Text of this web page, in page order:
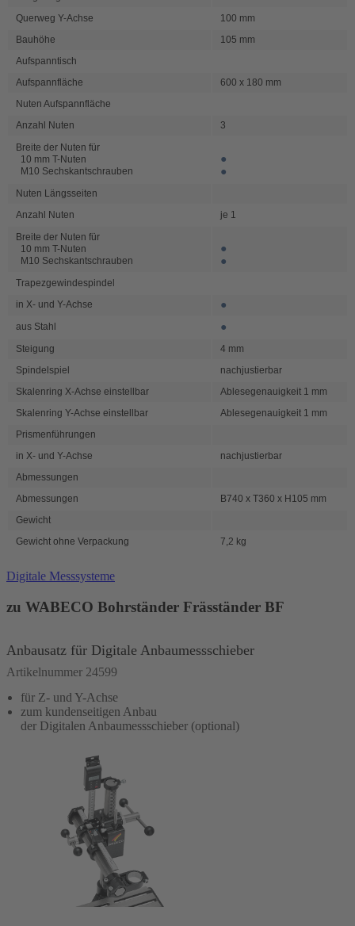
Querweg Y-Achse
100 mm
Bauhöhe
105 mm
Aufspanntisch
Aufspannfläche
600 x 180 mm
Nuten Aufspannfläche
Anzahl Nuten
3
Breite der Nuten für
10 mm T-Nuten
M10 Sechskantschrauben
●
●
Nuten Längsseiten
Anzahl Nuten
je 1
Breite der Nuten für
10 mm T-Nuten
M10 Sechskantschrauben
●
●
Trapezgewindespindel
in X- und Y-Achse
●
aus Stahl ●
Steigung
4 mm
Spindelspiel
nachjustierbar
Skalenring X-Achse einstellbar
Ablesegenauigkeit 1 mm
Skalenring Y-Achse einstellbar
Ablesegenauigkeit 1 mm
Prismenführungen
in X- und Y-Achse
nachjustierbar
Abmessungen
Abmessungen
B740 x T360 x H105 mm
Gewicht
Gewicht ohne Verpackung
7,2 kg
Digitale Messsysteme
zu WABECO Bohrständer Fräsständer BF
Anbausatz für Digitale Anbaumessschieber
Artikelnummer 24599
für Z- und Y-Achse
zum kundenseitigen Anbau
der Digitalen Anbaumessschieber (optional)